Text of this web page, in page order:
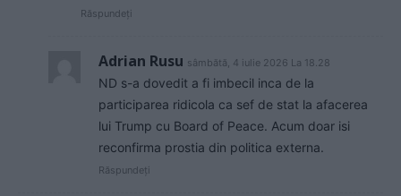
Răspundeți
Adrian Rusu sâmbătă, 4 iulie 2026 La 18.28
ND s-a dovedit a fi imbecil inca de la
participarea ridicola ca sef de stat la afacerea
lui Trump cu Board of Peace. Acum doar isi
reconfirma prostia din politica externa.
Răspundeți